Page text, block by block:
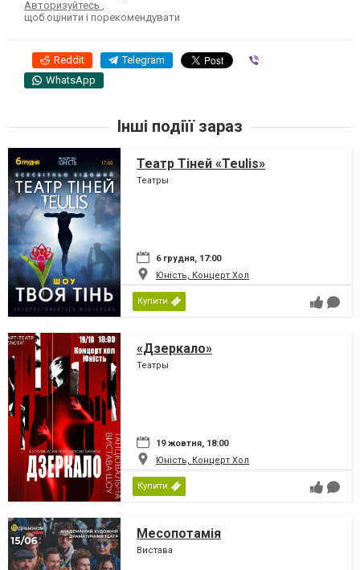
Авторизуйтесь
щоб оцінити і порекомендувати
Reddit Telegram
WhatsApp
Інші подіїї зараз
Театр Тіней «Teulis»
Театры
6 грудня, 17:00
Юність, Концерт Хол
Купити
«Дзеркало»
Театры
19 жовтня, 18:00
Юність, Концерт Хол
Купити
Месопотамія
Вистава